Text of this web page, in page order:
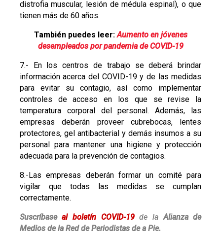
distrofia muscular, lesión de médula espinal), o que
tienen más de 60 años.
También puedes leer:Aumento en jóvenes
desempleados por pandemia de COVID-19
7.- En los centros de trabajo se deberá brindar
información acerca del COVID-19 y de las medidas
para evitar su contagio, así como implementar
controles de acceso en los que se revise la
temperatura corporal del personal. Además, las
empresas deberán proveer cubrebocas, lentes
protectores, gel antibacterial y demás insumos a su
personal para mantener una higiene y protección
adecuada para la prevención de contagios.
8.-Las empresas deberán formar un comité para
vigilar que todas las medidas se cumplan
correctamente.
Suscríbaseal boletín COVID-19de laAlianza de
Medios de la Red de Periodistas de a Pie.